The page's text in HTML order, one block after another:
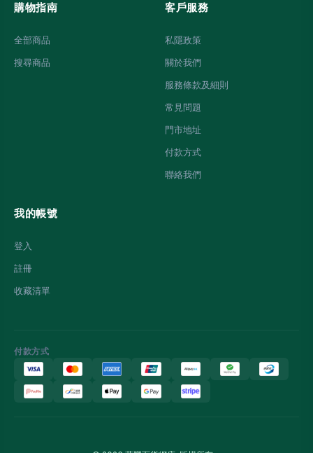
購物指南
全部商品
搜尋商品
客戶服務
私隱政策
關於我們
服務條款及細則
常見問題
門市地址
付款方式
聯絡我們
我的帳號
登入
註冊
收藏清單
付款方式